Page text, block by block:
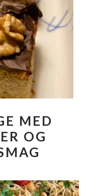
MED
OG